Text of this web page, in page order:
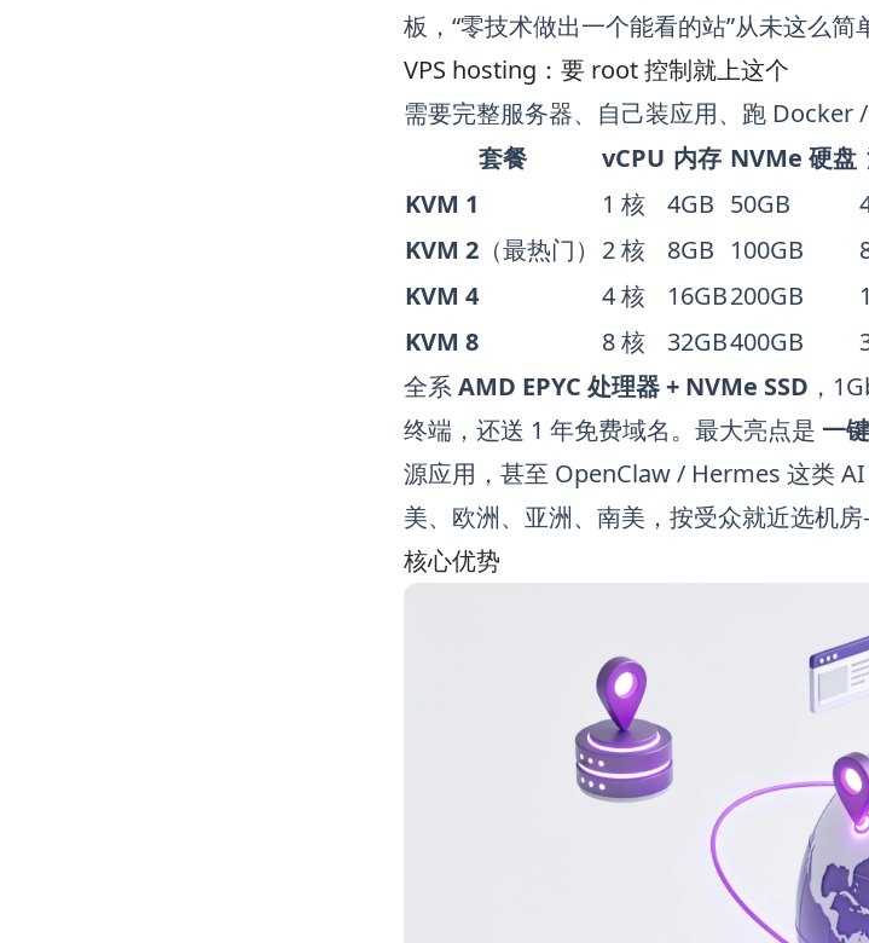
板，“零技术做出一个能看的站”从未这么
VPS hosting：要 root 控制就上这个
需要完整服务器、自己装应用、跑
套餐
vCPU 内存 NVMe 硬盘
KVM 1
1 核 4GB 50GB
KVM 2 （最热门） 2 核 8GB 100GB
KVM 4
4 核 16GB200GB
KVM 8
8 核 32GB400GB
全系AMD EPYC 处理器 + NVMe SSD ，
终端，还送 1 年免费域名。最大亮点是 一
源应用，甚至 OpenClaw / Hermes 这类
美、欧洲、亚洲、南美，按受众就近选机
核心优势